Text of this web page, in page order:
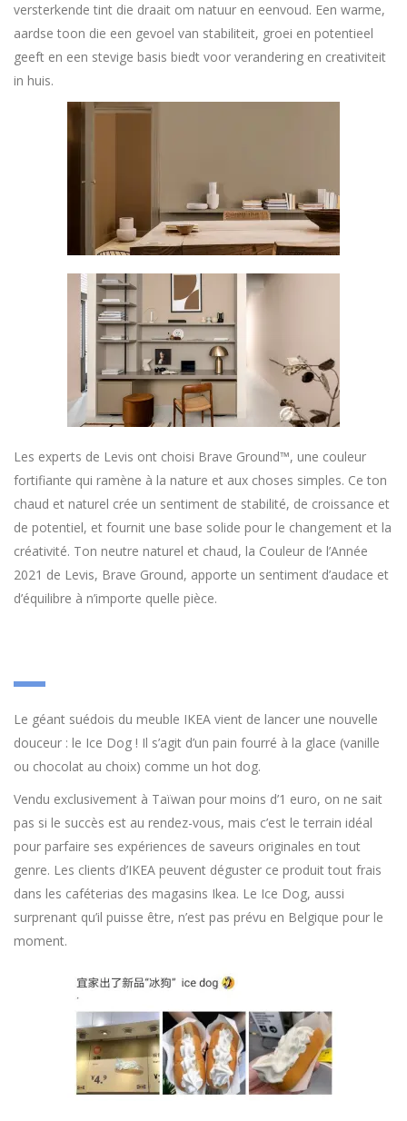
versterkende tint die draait om natuur en eenvoud. Een warme,
aardse toon die een gevoel van stabiliteit, groei en potentieel
geeft en een stevige basis biedt voor verandering en creativiteit
in huis.
Les experts de Levis ont choisi Brave Ground™, une couleur
fortifiante qui ramène à la nature et aux choses simples. Ce ton
chaud et naturel crée un sentiment de stabilité, de croissance et
de potentiel, et fournit une base solide pour le changement et la
créativité. Ton neutre naturel et chaud, la Couleur de l’Année
2021 de Levis, Brave Ground, apporte un sentiment d’audace et
d’équilibre à n’importe quelle pièce.
Le géant suédois du meuble IKEA vient de lancer une nouvelle
douceur : le Ice Dog ! Il s’agit d’un pain fourré à la glace (vanille
ou chocolat au choix) comme un hot dog.
Vendu exclusivement à Taïwan pour moins d’1 euro, on ne sait
pas si le succès est au rendez-vous, mais c’est le terrain idéal
pour parfaire ses expériences de saveurs originales en tout
genre. Les clients d’IKEA peuvent déguster ce produit tout frais
dans les caféterias des magasins Ikea. Le Ice Dog, aussi
surprenant qu’il puisse être, n’est pas prévu en Belgique pour le
moment.